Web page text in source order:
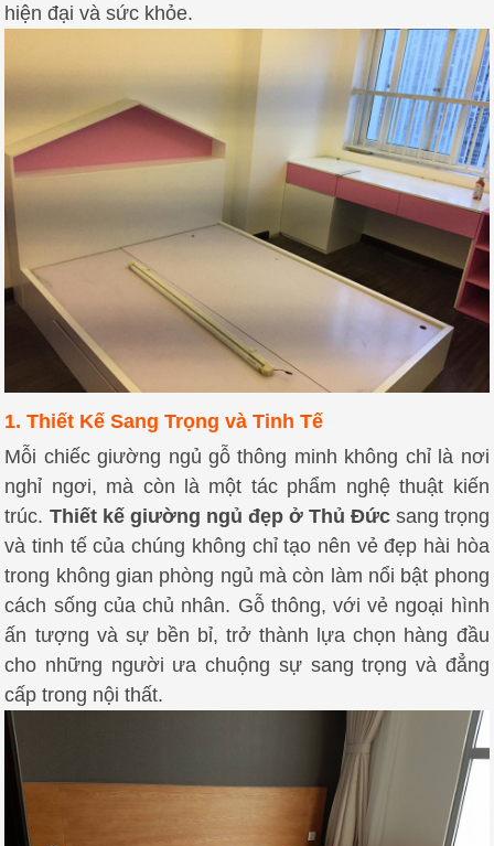
hiện đại và sức khỏe.
1. Thiết Kế Sang Trọng và Tinh Tế
Mỗi chiếc giường ngủ gỗ thông minh không chỉ là nơi
nghỉ ngơi, mà còn là một tác phẩm nghệ thuật kiến
trúc. Thiết kế giường ngủ đẹp ở Thủ Đứcsang trọng
và tinh tế của chúng không chỉ tạo nên vẻ đẹp hài hòa
trong không gian phòng ngủ mà còn làm nổi bật phong
cách sống của chủ nhân. Gỗ thông, với vẻ ngoại hình
ấn tượng và sự bền bỉ, trở thành lựa chọn hàng đầu
cho những người ưa chuộng sự sang trọng và đẳng
cấp trong nội thất.